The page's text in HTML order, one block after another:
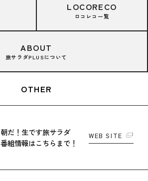
LOCORECO
ロコレコ一覧
ABOUT
旅サラダPLUSについて
OTHER
朝だ！生です旅サラダ
番組情報はこちらまで！
WEB SITE